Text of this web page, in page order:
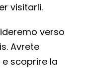
visitarli.
verso
Avrete
scoprire la